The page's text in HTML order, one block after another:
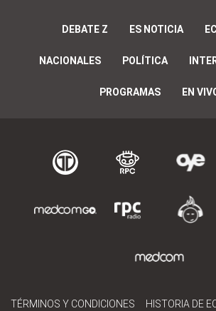
DEBATE Z ES NOTICIA
NACIONALES POLÍTICA
PROGRAMAS EN
TÉRMINOS Y CONDICIONES HISTORIA DE